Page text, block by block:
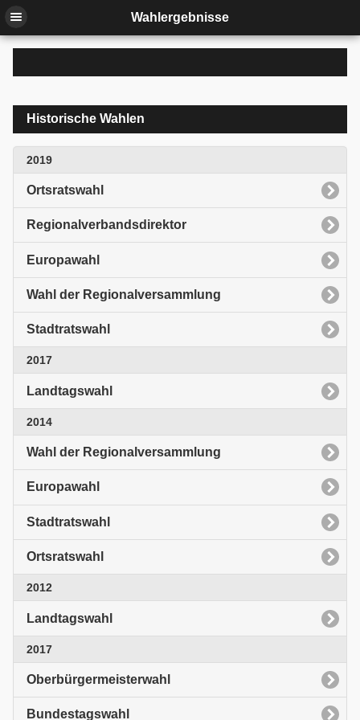
Wahlergebnisse
Historische Wahlen
2019
Ortsratswahl
Regionalverbandsdirektor
Europawahl
Wahl der Regionalversammlung
Stadtratswahl
2017
Landtagswahl
2014
Wahl der Regionalversammlung
Europawahl
Stadtratswahl
Ortsratswahl
2012
Landtagswahl
2017
Oberbürgermeisterwahl
Bundestagswahl